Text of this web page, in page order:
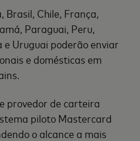
Chile, França,
Paraguai, Peru,
e Uruguai poderão enviar
e domésticas em
provedor de carteira
piloto Mastercard
o alcance a mais